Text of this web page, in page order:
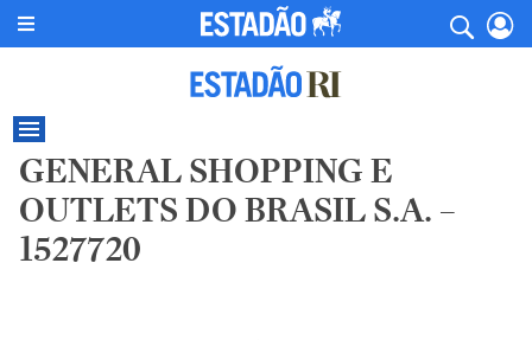
GENERAL SHOPPING E
OUTLETS DO BRASIL S.A. –
1527720